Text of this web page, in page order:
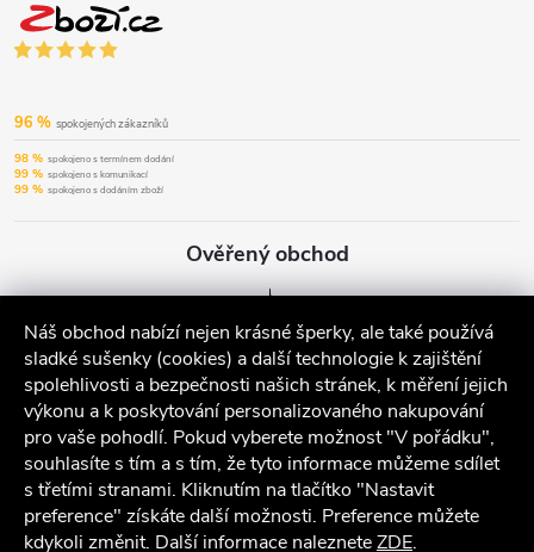
Náš obchod nabízí nejen krásné šperky, ale také používá
sladké sušenky (cookies) a další technologie k zajištění
spolehlivosti a bezpečnosti našich stránek, k měření jejich
výkonu a k poskytování personalizovaného nakupování
pro vaše pohodlí. Pokud vyberete možnost "V pořádku",
souhlasíte s tím a s tím, že tyto informace můžeme sdílet
s třetími stranami. Kliknutím na tlačítko "Nastavit
preference" získáte další možnosti. Preference můžete
kdykoli změnit. Další informace nalezneteZDE.
96 % spokojených zákazníků
98 % spokojeno s termínem dodání
99 % spokojeno s komunikací
99 % spokojeno s dodáním zboží
Ověřený obchod